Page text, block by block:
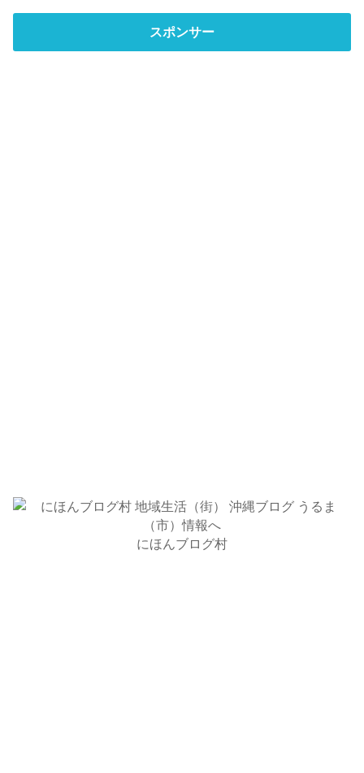
スポンサー
にほんブログ村